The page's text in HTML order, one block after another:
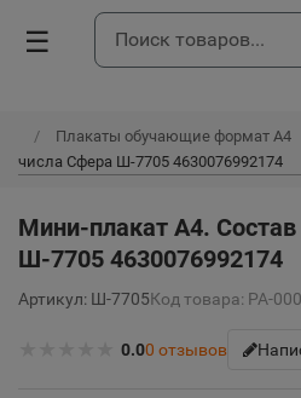
☰
Плакаты обучающие формат А4
числа Сфера Ш-7705 4630076992174
Мини-плакат А4.
Ш-7705 4630076992174
Артикул: Ш-7705Код товара: РА-
0.00 отзывов